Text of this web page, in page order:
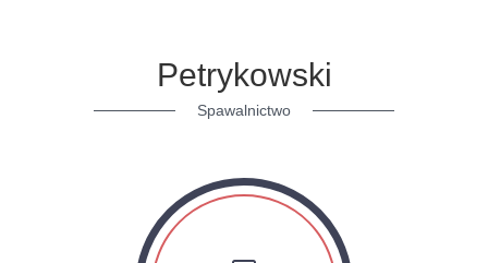
Petrykowski
Spawalnictwo